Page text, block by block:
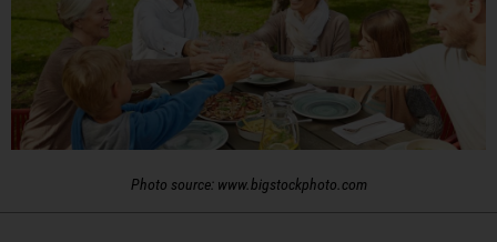
Photo source: www.bigstockphoto.com